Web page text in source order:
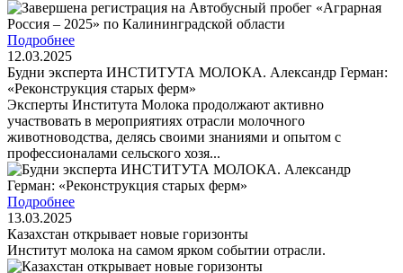
Подробнее
12.03.2025
Будни эксперта ИНСТИТУТА МОЛОКА. Александр Герман:
«Реконструкция старых ферм»
Эксперты Института Молока продолжают активно
участвовать в мероприятиях отрасли молочного
животноводства, делясь своими знаниями и опытом с
профессионалами сельского хозя...
Подробнее
13.03.2025
Казахстан открывает новые горизонты
Институт молока на самом ярком событии отрасли.